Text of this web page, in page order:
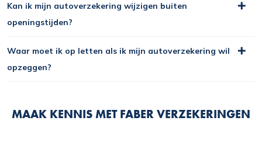
Kan ik mijn autoverzekering wijzigen buiten
openingstijden?
Waar moet ik op letten als ik mijn autoverzekering wil
opzeggen?
MAAK KENNIS MET FABER VERZEKERINGEN